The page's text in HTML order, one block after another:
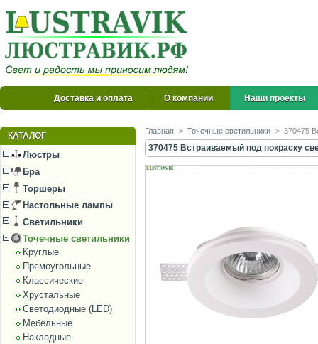
Доставка и оплата О компании Наши проекты
КАТАЛОГ
Люстры
Бра
Торшеры
Настольные лампы
Светильники
Точечные светильники
Круглые
Прямоугольные
Классические
Хрустальные
Светодиодные (LED)
Мебельные
Накладные
Главная > Точечные светильники > 370475
370475 Встраиваемый под покраску